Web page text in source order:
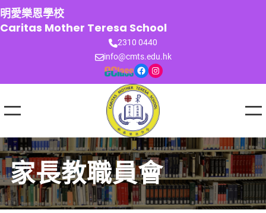
跳
至
主
明愛樂恩學校
Caritas Mother Teresa School
2310 0440
info@cmts.edu.hk
Facebook Instagram
家長教職員會